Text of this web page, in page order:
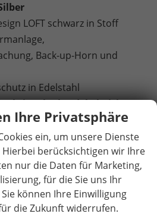
LOFT schwarz in Stoff
Back-up-Horn und
in Edelstahl
beheizbar
7,5Jx17"" ALRAKIS
schwarz
13 Zoll
R17 94V
Ihre Privatsphäre
ein, um unsere Dienste
berücksichtigen wir Ihre
nur die Daten für Marketing,
für die Sie uns Ihr
können Ihre Einwilligung
die Zukunft widerrufen.